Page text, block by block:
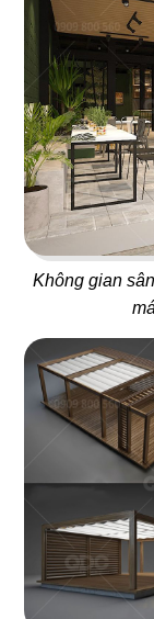
Không gian
03
PAT KAO THAI
Nhà hàng Thái
05
OJIGI
Quán bar
07
TORI MATSUKI